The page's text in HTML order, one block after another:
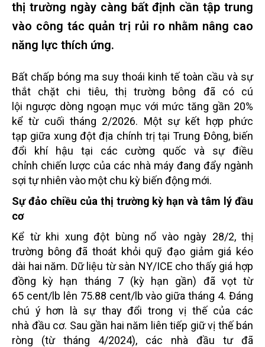
thị trường ngày càng bất định cần tập trung
vào công tác quản trị rủi ro nhằm nâng cao
năng lực thích ứng.
Bất chấp bóng ma suy thoái kinh tế toàn cầu và sự
thắt chặt chi tiêu, thị trường bông đã có cú
lội ngược dòng ngoạn mục với mức tăng gần 20%
kể từ cuối tháng 2/2026. Một sự kết hợp phức
tạp giữa xung đột địa chính trị tại Trung Đông, biến
đổi khí hậu tại các cường quốc và sự điều
chỉnh chiến lược của các nhà máy đang đẩy ngành
sợi tự nhiên vào một chu kỳ biến động mới.
Sự đảo chiều của thị trường kỳ hạn và tâm lý đầu
cơ
Kể từ khi xung đột bùng nổ vào ngày 28/2, thị
trường bông đã thoát khỏi quỹ đạo giảm giá kéo
dài hai năm. Dữ liệu từ sàn NY/ICE cho thấy giá hợp
đồng kỳ hạn tháng 7 (kỳ hạn gần) đã vọt từ
65 cent/lb lên 75.88 cent/lb vào giữa tháng 4. Đáng
chú ý hơn là sự thay đổi trong vị thế của các
nhà đầu cơ. Sau gần hai năm liên tiếp giữ vị thế bán
ròng (từ tháng 4/2024), các nhà đầu tư đã